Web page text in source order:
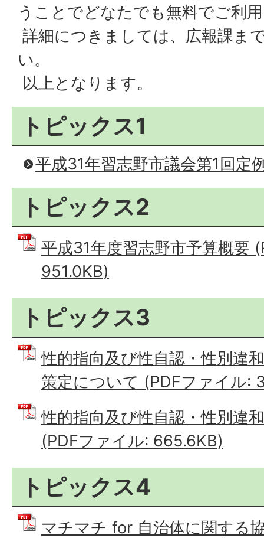
うことでどなたでも無料でご利
詳細につきましては、広報課ま
い。
以上となります。
トピックス1
平成31年習志野市議会第1回定
トピックス2
平成31年度習志野市予算概要
951.0KB)
トピックス3
性的指向及び性自認・性別違
策定について (PDFファイル:
性的指向及び性自認・性別違
(PDFファイル: 665.6KB)
トピックス4
マチマチ for 自治体に関する